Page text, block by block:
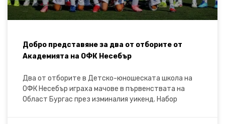
Добро представяне за два от отборите от
Академията на ОФК Несебър
Два от отборите в Детско-юношеската школа на
ОФК Несебър играха мачове в първенствата на
Област Бургас през изминалия уикенд. Набор